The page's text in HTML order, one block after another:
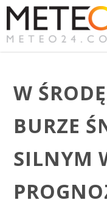
W
BURZE
SILNYM